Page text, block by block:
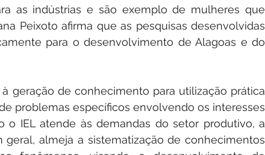
as indústrias e são exemplo de mulheres que
Peixoto afirma que as pesquisas desenvolvidas
para o desenvolvimento de Alagoas e do
à geração de conhecimento para utilização prática
problemas específicos envolvendo os interesses
o IEL atende às demandas do setor produtivo, a
geral, almeja a sistematização de conhecimentos